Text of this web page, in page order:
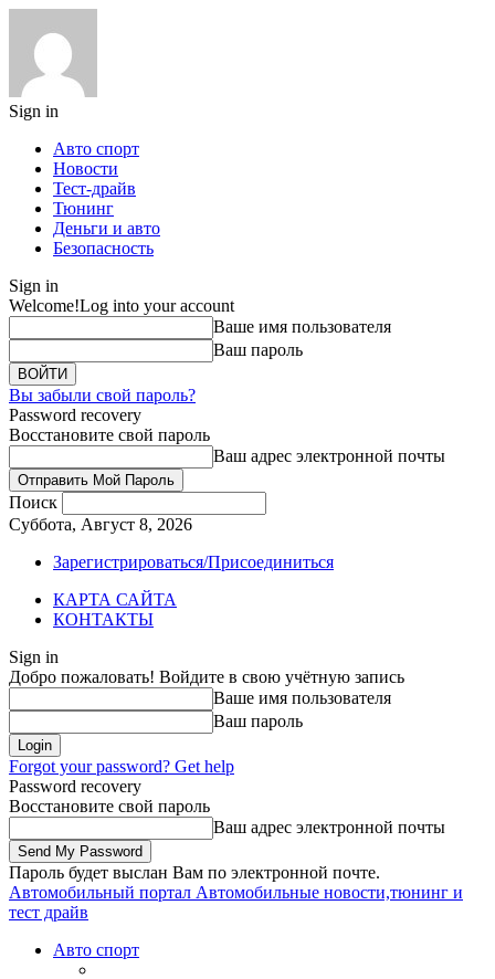
Sign in
Авто спорт
Новости
Тест-драйв
Тюнинг
Деньги и авто
Безопасность
Sign in
Welcome!Log into your account
Ваше имя пользователя
Ваш пароль
Вы забыли свой пароль?
Password recovery
Восстановите свой пароль
Ваш адрес электронной почты
Поиск
Суббота, Август 8, 2026
Зарегистрироваться/Присоединиться
КАРТА САЙТА
КОНТАКТЫ
Sign in
Добро пожаловать! Войдите в свою учётную запись
Ваше имя пользователя
Ваш пароль
Forgot your password? Get help
Password recovery
Восстановите свой пароль
Ваш адрес электронной почты
Пароль будет выслан Вам по электронной почте.
Автомобильный портал Автомобильные новости,тюнинг и
тест драйв
Авто спорт